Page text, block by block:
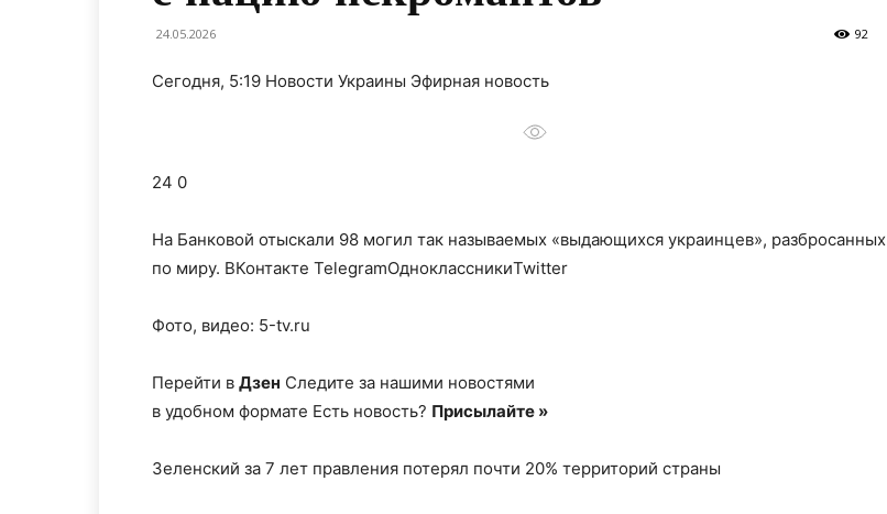
24.05.2026 92
Сегодня, 5:19 Новости Украины Эфирная новость
24 0
На Банковой отыскали 98 могил так называемых «выдающихся украинцев», разбросанных
по миру. ВКонтакте TelegramОдноклассникиTwitter
Фото, видео: 5-tv.ru
Перейти в Дзен Следите за нашими новостями
в удобном формате Есть новость? Присылайте »
Зеленский за 7 лет правления потерял почти 20% территорий страны